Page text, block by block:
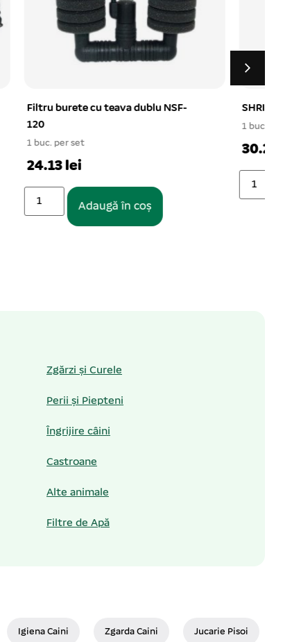
SHRIMP pentru broscute, 1000 ml
30.2 lei
Adaugă în coș
Zgărzi și Curele
Perii și Piepteni
Îngrijire câini
Castroane
Alte animale
Filtre de Apă
Igiena Caini Zgarda Caini Jucarie Pisoi